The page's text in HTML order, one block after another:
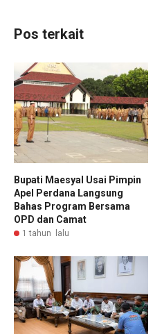
Pos terkait
Bupati Maesyal Usai Pimpin
Apel Perdana Langsung
Bahas Program Bersama
OPD dan Camat
1 tahun lalu